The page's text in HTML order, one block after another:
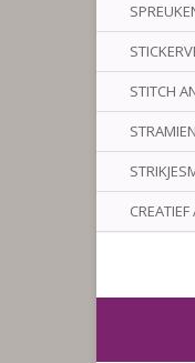
STITCH
STRAMIEN